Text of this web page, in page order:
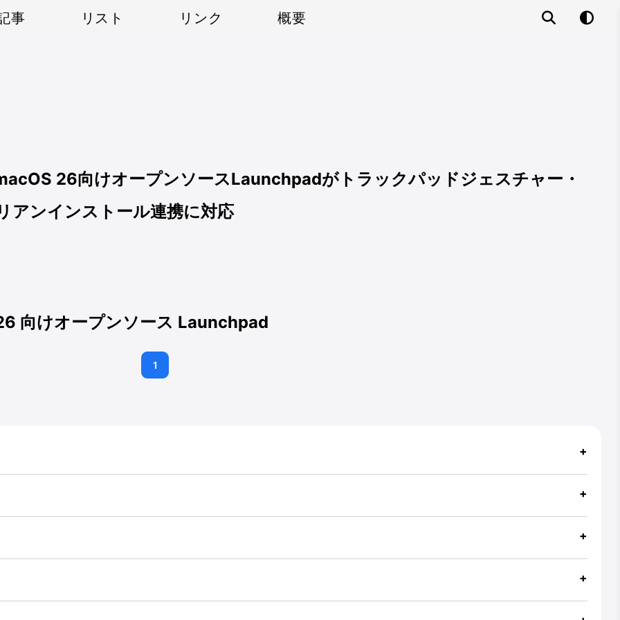
事 リスト リンク 概要
26向けオープンソースLaunchpadがトラックパッドジェスチャー・
アンインストール連携に対応
向けオープンソース Launchpad
1
+
+
+
+